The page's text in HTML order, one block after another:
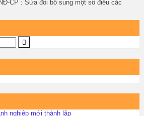
CP : Sửa đổi bổ sung một số điều các